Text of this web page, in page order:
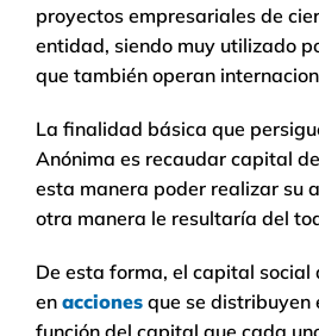
proyectos empresariales de
entidad, siendo muy utilizado
que también operan
La finalidad básica que
Anónima es recaudar capital
esta manera poder realizar su
otra manera le resultaría del
De esta forma, el capital social
en acciones que se distribuyen